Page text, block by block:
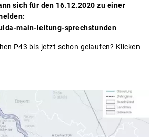
sich für den 16.12.2020 zu einer
main-leitung-sprechstunden
P43 bis jetzt schon gelaufen? Klicken